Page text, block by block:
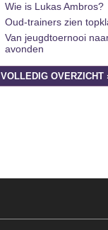
Wie is Lukas Ambros?
Oud-trainers zien
Van jeugdtoernooi
avonden
VOLLEDIG OVERZICHT